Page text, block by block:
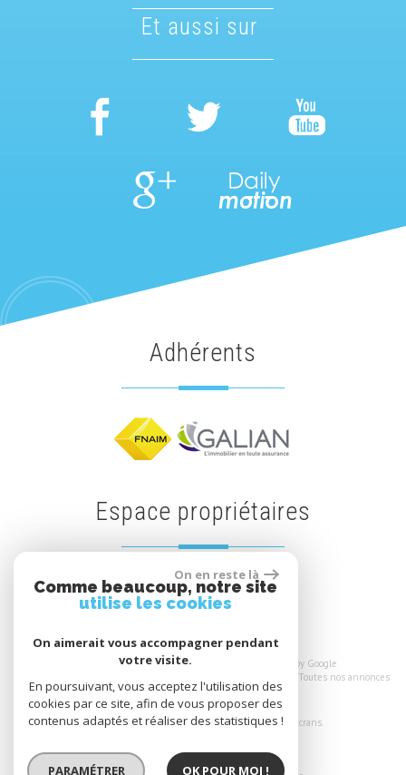
et aussi sur
adhérents
espace propriétaires
Espace propriétaires
© 2026 | Tous droits réservés | Traduction powered by Google
Toutes nos annonces
Site internet compatible multi-supports,
un seul site adaptable à tous les types d'écrans.
On en reste là
Comme beaucoup, notre site
utilise les cookies
On aimerait vous accompagner pendant
votre visite.
En poursuivant, vous acceptez l'utilisation des
cookies par ce site, afin de vous proposer des
contenus adaptés et réaliser des statistiques !
PARAMÉTRER OK POUR MOI !